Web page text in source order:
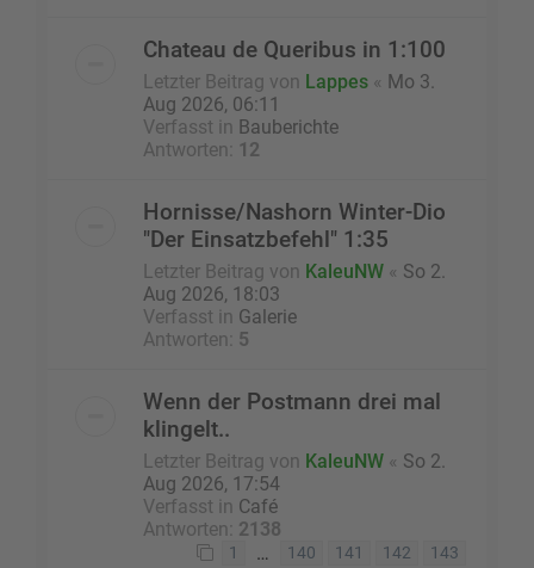
Chateau de Queribus in 1:100
Letzter Beitrag von Lappes « Mo 3.
Aug 2026, 06:11
Verfasst in Bauberichte
Antworten:
12
Hornisse/Nashorn Winter-Dio
"Der Einsatzbefehl" 1:35
Letzter Beitrag von KaleuNW « So 2.
Aug 2026, 18:03
Verfasst in Galerie
Antworten: 5
Wenn der Postmann drei mal
klingelt..
Letzter Beitrag von KaleuNW « So 2.
Aug 2026, 17:54
Verfasst in Café
Antworten: 2138
1 … 140 141 142 143